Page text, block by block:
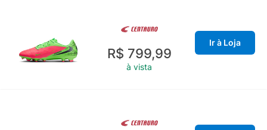
R$ 799,99
à vista
Ir à Loja